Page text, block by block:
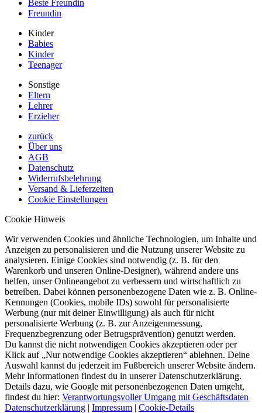
Beste Freundin
Freundin
Kinder
Babies
Kinder
Teenager
Sonstige
Eltern
Lehrer
Erzieher
zurück
Über uns
AGB
Datenschutz
Widerrufsbelehrung
Versand & Lieferzeiten
Cookie Einstellungen
Cookie Hinweis
Wir verwenden Cookies und ähnliche Technologien, um Inhalte und
Anzeigen zu personalisieren und die Nutzung unserer Website zu
analysieren. Einige Cookies sind notwendig (z. B. für den
Warenkorb und unseren Online-Designer), während andere uns
helfen, unser Onlineangebot zu verbessern und wirtschaftlich zu
betreiben. Dabei können personenbezogene Daten wie z. B. Online-
Kennungen (Cookies, mobile IDs) sowohl für personalisierte
Werbung (nur mit deiner Einwilligung) als auch für nicht
personalisierte Werbung (z. B. zur Anzeigenmessung,
Frequenzbegrenzung oder Betrugsprävention) genutzt werden.
Du kannst die nicht notwendigen Cookies akzeptieren oder per
Klick auf „Nur notwendige Cookies akzeptieren“ ablehnen. Deine
Auswahl kannst du jederzeit im Fußbereich unserer Website ändern.
Mehr Informationen findest du in unserer Datenschutzerklärung.
Details dazu, wie Google mit personenbezogenen Daten umgeht,
findest du hier: Verantwortungsvoller Umgang mit Geschäftsdaten
Datenschutzerklärung | Impressum | Cookie-Details